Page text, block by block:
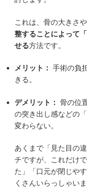
これは、骨の大きさ
整することによって
せる方法です。
メリット： 手術の負
きる。
デメリット： 骨の位
の突き出し感などの
変わらない。
あくまで「見た目の
チですが、これだけ
た」「口元が閉じや
くさんいらっしゃいま